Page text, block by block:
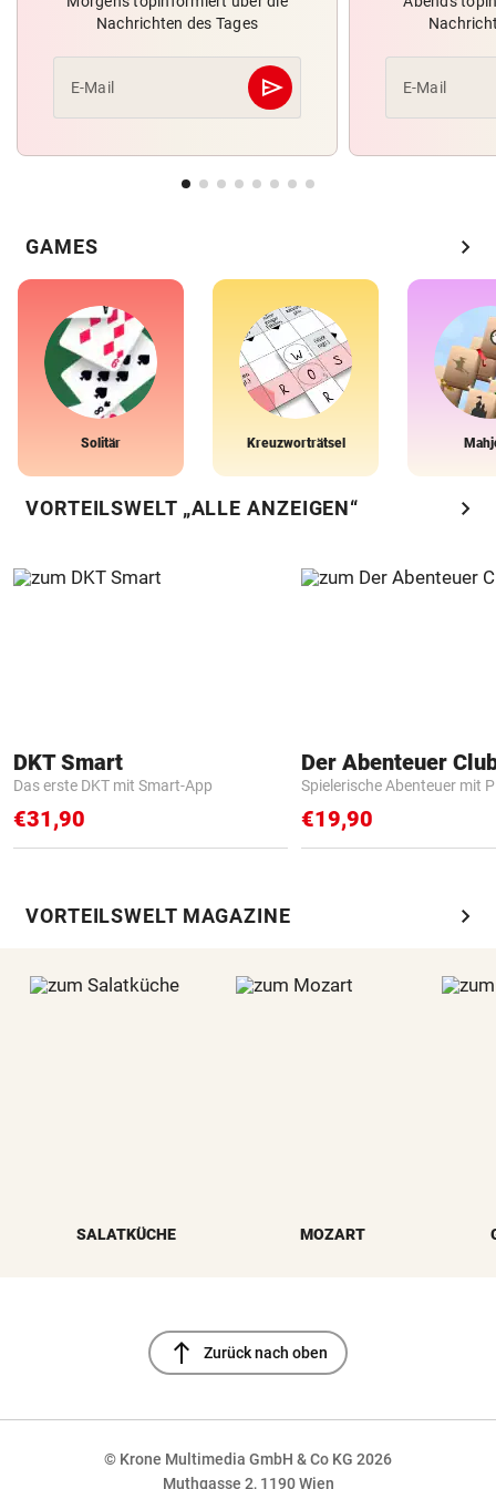
Nachrichten des Tages
E-Mail send
Abschicken E-Mail
GAMES chevron_right
Solitär Kreuzworträtsel
VORTEILSWELT „ALLE ANZEIGEN“ chevron_right
DKT Smart
Das erste DKT mit Smart-App
€31,90
Der Abenteuer
Spielerische Abenteuer mit
€19,90
VORTEILSWELT MAGAZINE chevron_right
SALATKÜCHE MOZART
north Zurück nach oben
© Krone Multimedia GmbH & Co KG 2026
Muthgasse 2, 1190 Wien